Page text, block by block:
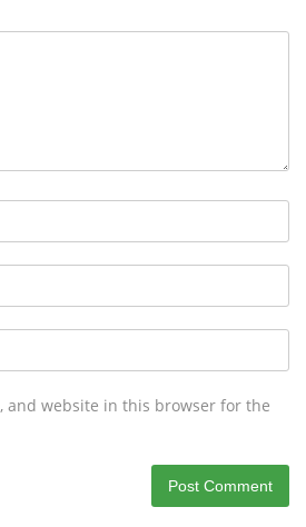
and website in this browser for the